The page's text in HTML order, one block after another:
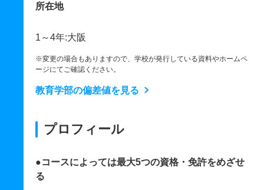
所在地
1～4年:大阪
※変更の場合もありますので、学校が発行している資料やホームペ
ージにてご確認ください。
教育学部の偏差値を見る
プロフィール
●コースによっては最大5つの資格・免許をめざせ
る